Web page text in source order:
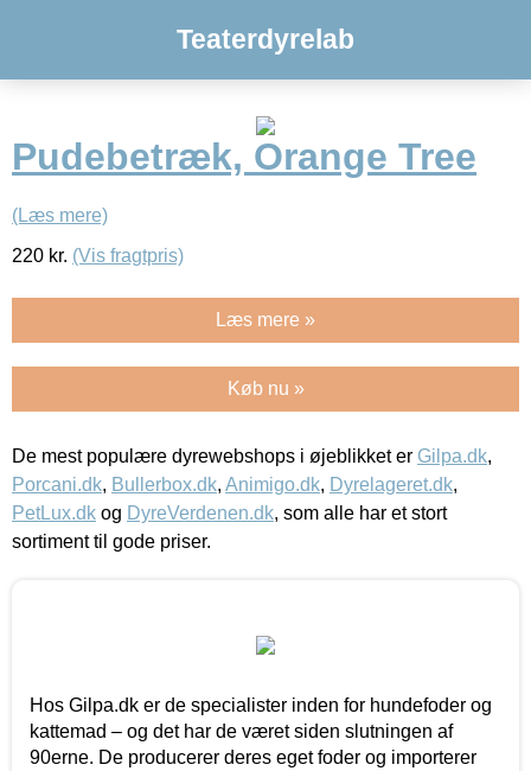
Teaterdyrelab
Pudebetræk, Orange Tree
(Læs mere)
220 kr. (Vis fragtpris)
Læs mere »
Køb nu »
De mest populære dyrewebshops i øjeblikket er Gilpa.dk,
Porcani.dk, Bullerbox.dk, Animigo.dk, Dyrelageret.dk,
PetLux.dk og DyreVerdenen.dk, som alle har et stort
sortiment til gode priser.
Hos Gilpa.dk er de specialister inden for hundefoder og
kattemad – og det har de været siden slutningen af
90erne. De producerer deres eget foder og importerer